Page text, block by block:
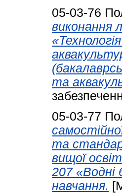
05-03-76
виконання
та
05-03-77
та
вищої
207 «Водні
навчання.